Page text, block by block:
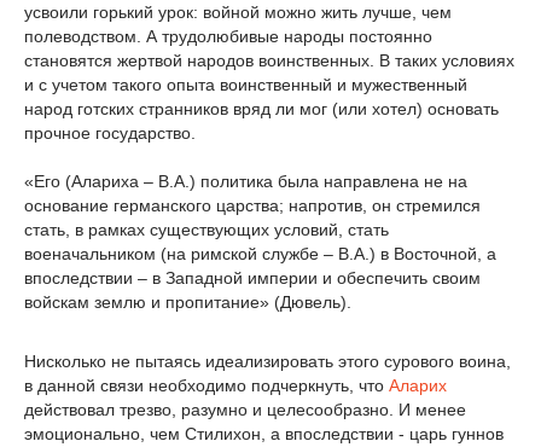
усвоили горький урок: войной можно жить лучше, чем
полеводством. А трудолюбивые народы постоянно
становятся жертвой народов воинственных. В таких условиях
и с учетом такого опыта воинственный и мужественный
народ готских странников вряд ли мог (или хотел) основать
прочное государство.
«Его (Алариха – В.А.) политика была направлена не на
основание германского царства; напротив, он стремился
стать, в рамках существующих условий, стать
военачальником (на римской службе – В.А.) в Восточной, а
впоследствии – в Западной империи и обеспечить своим
войскам землю и пропитание» (Дювель).
Нисколько не пытаясь идеализировать этого сурового воина,
в данной связи необходимо подчеркнуть, что Аларих
действовал трезво, разумно и целесообразно. И менее
эмоционально, чем Стилихон, а впоследствии - царь гуннов